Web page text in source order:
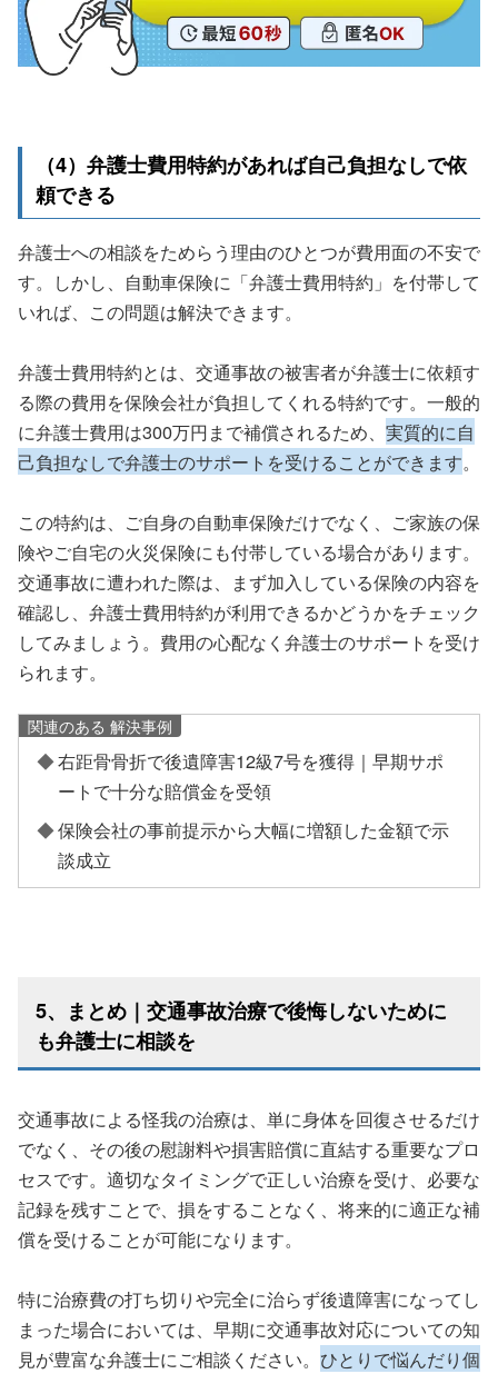
（4）弁護士費用特約があれば自己負担なしで依
頼できる
弁護士への相談をためらう理由のひとつが費用面の不安で
す。しかし、自動車保険に「弁護士費用特約」を付帯して
いれば、この問題は解決できます。
弁護士費用特約とは、交通事故の被害者が弁護士に依頼す
る際の費用を保険会社が負担してくれる特約です。一般的
に弁護士費用は300万円まで補償されるため、 実質的に自
己負担なしで弁護士のサポートを受けることができます。
この特約は、ご自身の自動車保険だけでなく、ご家族の保
険やご自宅の火災保険にも付帯している場合があります。
交通事故に遭われた際は、まず加入している保険の内容を
確認し、弁護士費用特約が利用できるかどうかをチェック
してみましょう。費用の心配なく弁護士のサポートを受け
られます。
関連のある 解決事例
右距骨骨折で後遺障害12級7号を獲得｜早期サポ
ートで十分な賠償金を受領
保険会社の事前提示から大幅に増額した金額で示
談成立
5、まとめ｜交通事故治療で後悔しないために
も弁護士に相談を
交通事故による怪我の治療は、単に身体を回復させるだけ
でなく、その後の慰謝料や損害賠償に直結する重要なプロ
セスです。適切なタイミングで正しい治療を受け、必要な
記録を残すことで、損をすることなく、将来的に適正な補
償を受けることが可能になります。
特に治療費の打ち切りや完全に治らず後遺障害になってし
まった場合においては、早期に交通事故対応についての知
見が豊富な弁護士にご相談ください。 ひとりで悩んだり個